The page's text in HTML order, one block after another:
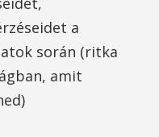
a
során (ritka
amit